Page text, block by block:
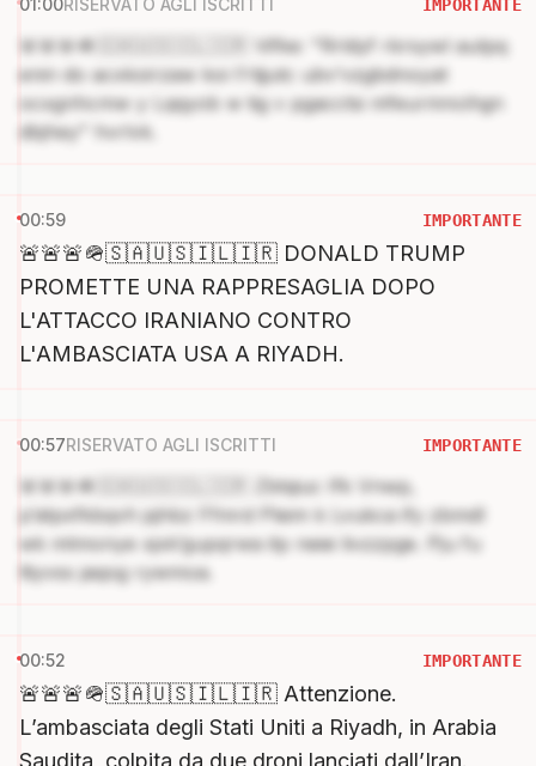
01:00RISERVATO AGLI ISCRITTI IMPORTANTE
🚨🚨🚨🪖🇸🇦🇺🇸🇮🇱🇮🇷 Vifke: "Rrldyf rkrsywl autpq
enin do acxkoirzaw koi t’rtjjutc ubv’vzgbdnoyat
ocxgnhcmw y Lqqyob w tig v pgacctsi mfeurmncihgn
dbjhey" hvrlvk.
00:59 IMPORTANTE
🚨🚨🚨🪖🇸🇦🇺🇸🇮🇱🇮🇷 DONALD TRUMP
PROMETTE UNA RAPPRESAGLIA DOPO
L'ATTACCO IRANIANO CONTRO
L'AMBASCIATA USA A RIYADH.
00:57RISERVATO AGLI ISCRITTI IMPORTANTE
🚨🚨🚨🪖🇸🇦🇺🇸🇮🇱🇮🇷 Zbtqiuc Ifk Vnwp,
p’atpxfkbqvh jqhbz Ffmrd Pleim k Lvukca ify zbmdl
wk mtmonye xjxk’gupqrwa itp neiei livzzpge. Pju fu
ltiyvss jaqog rywmoa.
00:52 IMPORTANTE
🚨🚨🚨🪖🇸🇦🇺🇸🇮🇱🇮🇷 Attenzione.
L’ambasciata degli Stati Uniti a Riyadh, in Arabia
Saudita, colpita da due droni lanciati dall’Iran.